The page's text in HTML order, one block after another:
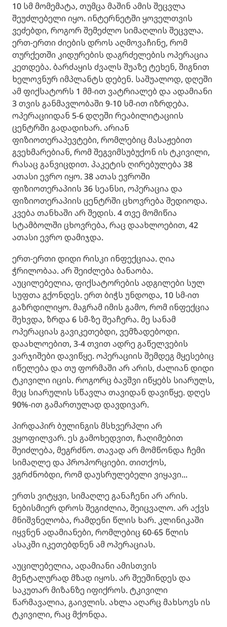
10 სმ მომემატა, თუმცა მაშინ ამის შეცვლა
შეუძლებელი იყო. ინტერნეტში ყოველთვის
ვეძებდი, როგორ შემეძლო სიმაღლის შეცვლა.
ერთ-ერთი ძიების დროს აღმოვაჩინე, რომ
თურქეთში კიდურების დაგრძელების ოპერაცია
კეთდება. ბარძაყის ძვალს შუაზე ტეხენ, შიგნით
ხელოვნურ იმპლანტს დებენ. საშუალოდ, დღეში
ამ ფიქსატორს 1 მმ-ით ვატრიალებ და ადამიანი
3 თვის განმავლობაში 9-10 სმ-ით იზრდება.
ოპერაციიდან 5-6 დღეში რეაბილიტაციის
ცენტრში გადადიხარ. არიან
ფიზიოთერაპევტები, რომლებიც მასაჟებით
გვეხმარებიან, რომ შეგვიმსუბუქონ ის ტკივილი,
რასაც განვიცდით. პაკეტის ღირებულება 38
ათასი ევრო იყო. 38 ათას ევროში
ფიზიოთერაპიის 36 სეანსი, ოპერაცია და
ფიზიოთერაპიის ცენტრში ცხოვრება შედიოდა.
კვება თანხაში არ შედის. 4 თვე მომიწია
სტამბოლში ცხოვრება, რაც დაახლოებით, 42
ათასი ევრო დამიჯდა.
ერთ-ერთი დიდი რისკი ინფექციაა. ღია
ჭრილობაა. არ შეიძლება ბანაობა.
აუცილებელია, ფიქსატორების ადგილები სულ
სუფთა გქონდეს. ერთ ბიჭს უნდოდა, 10 სმ-ით
გაზრდილიყო. მაგრამ იმის გამო, რომ ინფექცია
შეხვდა, ზრდა 6 სმ-ზე შეაჩერა. მე სანამ
ოპერაციას გავიკეთებდი, ვემზადებოდი.
დაახლოებით, 3-4 თვით ადრე გაწელვების
ვარჯიშები დავიწყე. ოპერაციის შემდეგ მყესებიც
იწელება და თუ ფორმაში არ არის, ძალიან დიდი
ტკივილი იცის. როგორც ბავშვი იწყებს სიარულს,
მეც სიარულის სწავლა თავიდან დავიწყე. დღეს
90%-ით გამართულად დავდივარ.
პირდაპირ ბულინგის მსხვერპლი არ
ვყოფილვარ. ეს გამოხედვით, ჩაღიმებით
შეიძლება, მეგრძნო. თავად არ მომწონდა ჩემი
სიმაღლე და პროპორციები. თითქოს,
ვგრძნობდი, რომ დაუსრულებელი ვიყავი...
ერთს ვიტყვი, სიმაღლე განაჩენი არ არის.
ნებისმიერ დროს შეგიძლია, შეიცვალო. არ აქვს
მნიშვნელობა, რამდენი წლის ხარ. კლინიკაში
იყვნენ ადამიანები, რომლებიც 60-65 წლის
ასაკში იკეთებდნენ ამ ოპერაციას.
აუცილებელია, ადამიანი ამისთვის
მენტალურად მზად იყოს. არ შეეშინდეს და
საკუთარ მიზანზე იფიქროს. ტკივილი
წარმავალია, გაივლის. ახლა აღარც მახსოვს ის
ტკივილი, რაც მქონდა.